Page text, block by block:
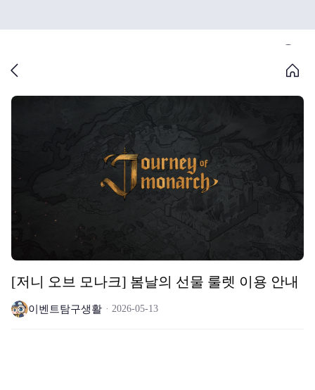
[저니 오브 모나크] 봄날의 선물 룰렛 이용 안내
이벤트탐구생활 2026-05-13